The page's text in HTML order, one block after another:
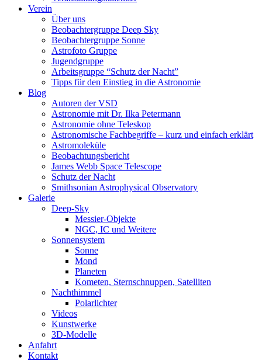
Verein
Über uns
Beobachtergruppe Deep Sky
Beobachtergruppe Sonne
Astrofoto Gruppe
Jugendgruppe
Arbeitsgruppe “Schutz der Nacht”
Tipps für den Einstieg in die Astronomie
Blog
Autoren der VSD
Astronomie mit Dr. Ilka Petermann
Astronomie ohne Teleskop
Astronomische Fachbegriffe – kurz und einfach erklärt
Astromoleküle
Beobachtungsbericht
James Webb Space Telescope
Schutz der Nacht
Smithsonian Astrophysical Observatory
Galerie
Deep-Sky
Messier-Objekte
NGC, IC und Weitere
Sonnensystem
Sonne
Mond
Planeten
Kometen, Sternschnuppen, Satelliten
Nachthimmel
Polarlichter
Videos
Kunstwerke
3D-Modelle
Anfahrt
Kontakt